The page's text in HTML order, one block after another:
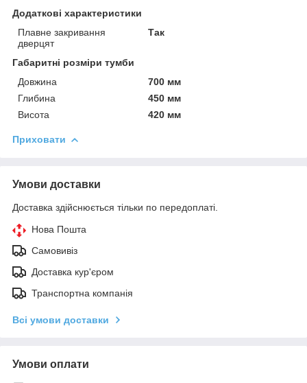
Додаткові характеристики
Плавне закривання
дверцят
Так
Габаритні розміри тумби
Довжина
700 мм
Глибина
450 мм
Висота
420 мм
Приховати
Умови доставки
Доставка здійснюється тільки по передоплаті.
Нова Пошта
Самовивіз
Доставка кур'єром
Транспортна компанія
Всі умови доставки
Умови оплати